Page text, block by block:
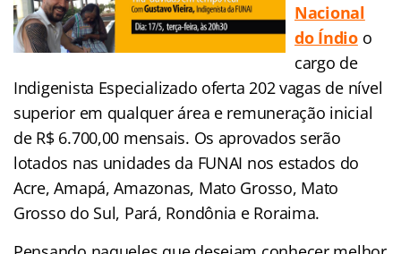
Nacional
do Índio o
cargo de
Indigenista Especializado oferta 202 vagas de nível
superior em qualquer área e remuneração inicial
de R$ 6.700,00 mensais. Os aprovados serão
lotados nas unidades da FUNAI nos estados do
Acre, Amapá, Amazonas, Mato Grosso, Mato
Grosso do Sul, Pará, Rondônia e Roraima.